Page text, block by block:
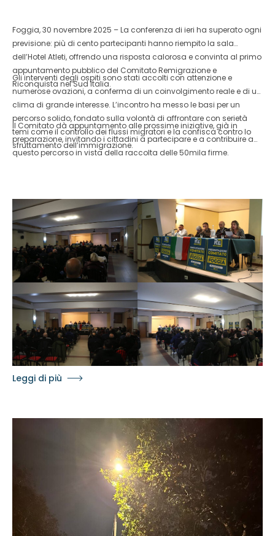
Foggia, 30 novembre 2025 – La conferenza di ieri ha superato ogni
previsione: più di cento partecipanti hanno riempito la sala
dell’Hotel Atleti, offrendo una risposta calorosa e convinta al primo
appuntamento pubblico del Comitato Remigrazione e
Riconquista nel Sud Italia.
Gli interventi degli ospiti sono stati accolti con attenzione e
numerose ovazioni, a conferma di un coinvolgimento reale e di un
clima di grande interesse. L’incontro ha messo le basi per un
percorso solido, fondato sulla volontà di affrontare con serietà
temi come il controllo dei flussi migratori e la confisca contro lo
sfruttamento dell’immigrazione.
Il Comitato dà appuntamento alle prossime iniziative, già in
preparazione, invitando i cittadini a partecipare e a contribuire a
questo percorso in vista della raccolta delle 50mila firme.
Leggi di più